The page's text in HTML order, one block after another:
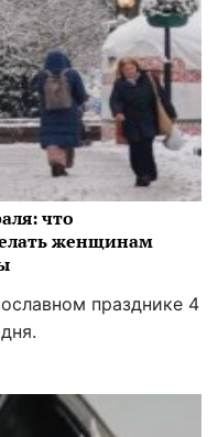
что
женщинам
празднике 4